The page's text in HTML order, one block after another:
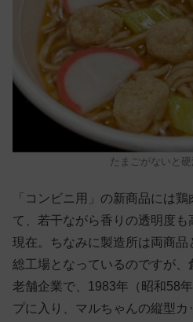
たまごがないと
「コンビニ用」の新商品には
て、若干ながら香りの透明度
現在。ちなみに製造所は両商
総工場となっているのですが
老舗企業で、1983年（昭和58
プに入り、マルちゃんの縦型